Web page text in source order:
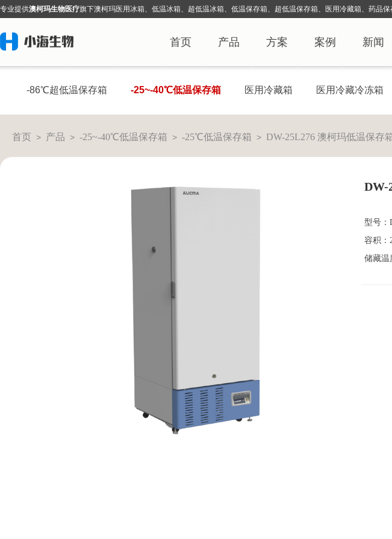
专业提供澳柯玛生物医疗旗下澳柯玛医用冰箱、低温冰箱、超低温冰箱、低温保存箱、超低温保存箱、医用冷藏箱、药品
首页 产品 方案 案例 新闻
-86℃超低温保存箱 -25~-40℃低温保存箱 医用冷藏箱 医用冷藏冷冻箱
首页 > 产品 > -25~-40℃低温保存箱 > -25℃低温保存箱 > DW-25L276 澳柯玛低温保存
DW-
型号：
容积：
储藏温